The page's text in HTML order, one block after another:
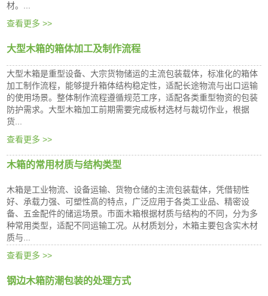
材。...
查看更多 >>
大型木箱的箱体加工及制作流程
大型木箱是重型设备、大宗货物储运的主流包装载体，标准化的箱体
加工制作流程，能够提升箱体结构稳定性，适配长途物流与出口运输
的使用场景。整体制作流程遵循规范工序，适配各类重型物资的包装
防护需求。大型木箱加工前期需要完成板材选材与裁切作业，根据
货...
查看更多 >>
木箱的常用材质与结构类型
木箱是工业物流、设备运输、货物仓储的主流包装载体，凭借韧性
好、承载力强、可塑性高的特点，广泛应用于各类工业品、精密设
备、五金配件的储运场景。市面木箱根据材质与结构的不同，分为多
种常用类型，适配不同运输工况。从材质划分，木箱主要包含实木材
质与...
查看更多 >>
钢边木箱防潮包装的处理方式